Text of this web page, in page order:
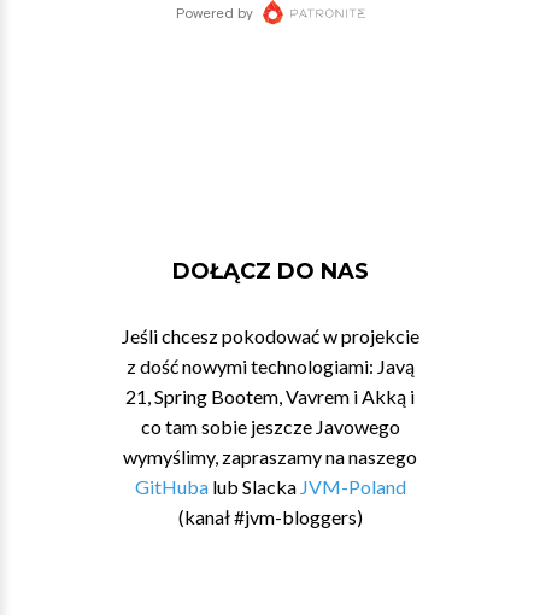
DOŁĄCZ DO NAS
Jeśli chcesz pokodować w projekcie
z dość nowymi technologiami: Javą
21, Spring Bootem, Vavrem i Akką i
co tam sobie jeszcze Javowego
wymyślimy, zapraszamy na naszego
GitHubalub Slacka JVM-Poland
(kanał #jvm-bloggers)